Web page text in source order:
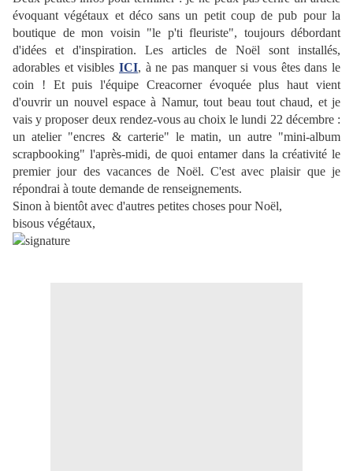
évoquant végétaux et déco sans un petit coup de pub pour la
boutique de mon voisin "le p'ti fleuriste", toujours débordant
d'idées et d'inspiration. Les articles de Noël sont installés,
adorables et visibles ICI, à ne pas manquer si vous êtes dans le
coin ! Et puis l'équipe Creacorner évoquée plus haut vient
d'ouvrir un nouvel espace à Namur, tout beau tout chaud, et je
vais y proposer deux rendez-vous au choix le lundi 22 décembre :
un atelier "encres & carterie" le matin, un autre "mini-album
scrapbooking" l'après-midi, de quoi entamer dans la créativité le
premier jour des vacances de Noël. C'est avec plaisir que je
répondrai à toute demande de renseignements.
Sinon à bientôt avec d'autres petites choses pour Noël,
bisous végétaux,